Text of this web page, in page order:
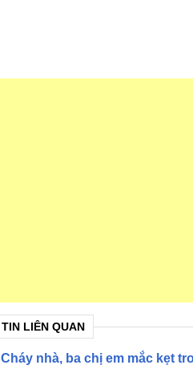
TIN LIÊN QUAN
Cháy nhà, ba chị em mắc kẹt